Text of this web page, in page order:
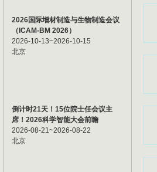
2026国际增材制造与生物制造会议
（ICAM-BM 2026）
2026-10-13~2026-10-15
北京
倒计时21天！15位院士任会议主
席！2026科学智能大会前瞻
2026-08-21~2026-08-22
北京